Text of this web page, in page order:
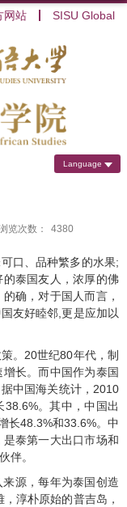
网站 SISU Global
Language
览次数： 4380
口、品种繁多的水果;
泰国友人，浓厚的佛
确，对于国人而言，
友好睦邻,更是应加以
。 20世纪80年代，制
长。而中国作为泰国
中国海关统计， 2010
38.6%。其中，中国出
长48.3%和33.6%。中
泰第一大出口市场和
伴。
源，每年为泰国创造
淳朴原始的普吉岛，